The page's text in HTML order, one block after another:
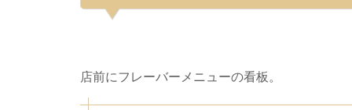
店前にフレーバーメニューの看板。